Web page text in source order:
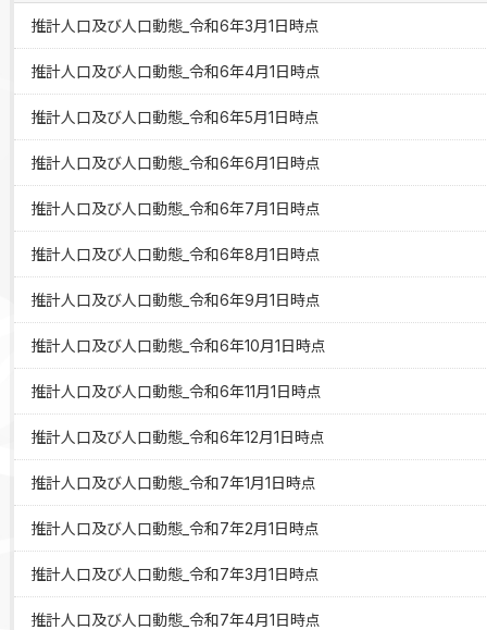
推計人口及び人口動態_令和6年3月1日時点
推計人口及び人口動態_令和6年4月1日時点
推計人口及び人口動態_令和6年5月1日時点
推計人口及び人口動態_令和6年6月1日時点
推計人口及び人口動態_令和6年7月1日時点
推計人口及び人口動態_令和6年8月1日時点
推計人口及び人口動態_令和6年9月1日時点
推計人口及び人口動態_令和6年10月1日時点
推計人口及び人口動態_令和6年11月1日時点
推計人口及び人口動態_令和6年12月1日時点
推計人口及び人口動態_令和7年1月1日時点
推計人口及び人口動態_令和7年2月1日時点
推計人口及び人口動態_令和7年3月1日時点
推計人口及び人口動態_令和7年4月1日時点